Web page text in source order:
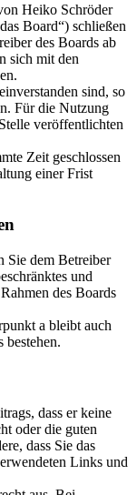
Heiko Schröder
Board“) schließen
des Boards ab
sich mit den
sind, so
Für die Nutzung
veröffentlichten
Zeit geschlossen
einer Frist
Sie dem Betreiber
und
des Boards
a bleibt auch
bestehen.
dass er keine
oder die guten
dass Sie das
Links und